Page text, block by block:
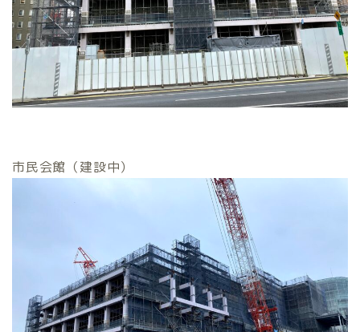
市民会館（建設中）